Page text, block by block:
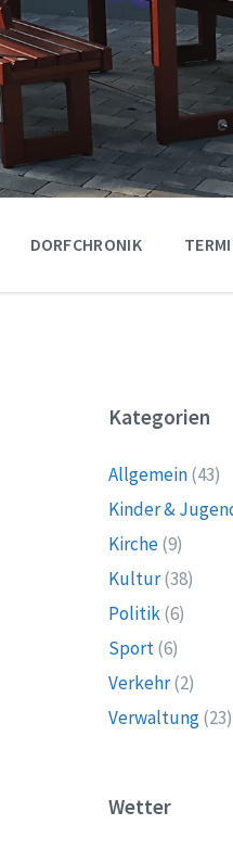
DORFCHRONIK
Kategorien
Allgemein(43)
Kinder &
Kirche(9)
Kultur(38)
Politik(6)
Sport(6)
Verkehr(2)
Verwaltung(23)
Wetter